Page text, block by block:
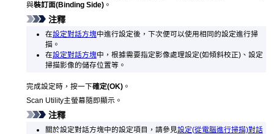
與裝訂面(Binding Side) 。
注釋
在設定對話方塊中進行設定後，下次便可以使用相同的設定進行掃
描。
在設定對話方塊中，根據需要指定影像處理設定(如傾斜校正)、設定
掃描影像的儲存位置等。
完成設定時，按一下確定(OK) 。
Scan Utility主螢幕隨即顯示。
注釋
關於設定對話方塊中的設定項目，請參見設定(從電腦進行掃描)對話